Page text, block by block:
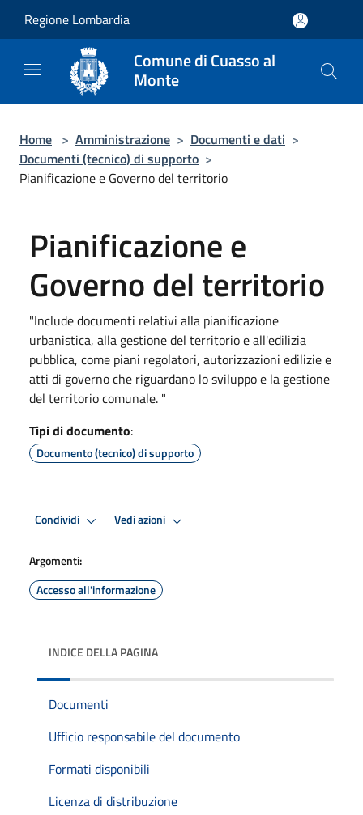
Regione Lombardia
Comune di Cuasso al
Monte
Home > Amministrazione > Documenti e dati >
Documenti (tecnico) di supporto >
Pianificazione e Governo del territorio
Pianificazione e
Governo del territorio
"Include documenti relativi alla pianificazione
urbanistica, alla gestione del territorio e all'edilizia
pubblica, come piani regolatori, autorizzazioni edilizie e
atti di governo che riguardano lo sviluppo e la gestione
del territorio comunale. "
Tipi di documento:
Documento (tecnico) di supporto
Condividi Vedi azioni
Argomenti:
Accesso all'informazione
INDICE DELLA PAGINA
Documenti
Ufficio responsabile del documento
Formati disponibili
Licenza di distribuzione